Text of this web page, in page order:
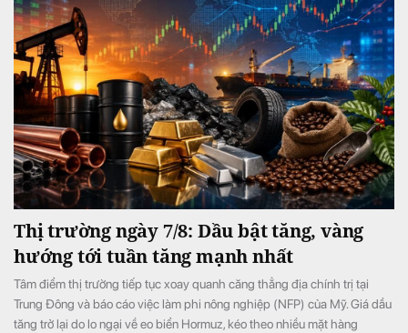
Thị trường ngày 7/8: Dầu bật tăng, vàng
hướng tới tuần tăng mạnh nhất
Tâm điểm thị trường tiếp tục xoay quanh căng thẳng địa chính trị tại
Trung Đông và báo cáo việc làm phi nông nghiệp (NFP) của Mỹ. Giá dầu
tăng trở lại do lo ngại về eo biển Hormuz, kéo theo nhiều mặt hàng